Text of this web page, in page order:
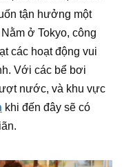
tận hưởng một
ở Tokyo, công
các hoạt động vui
Với các bể bơi
nước, và khu vực
khi đến đây sẽ có